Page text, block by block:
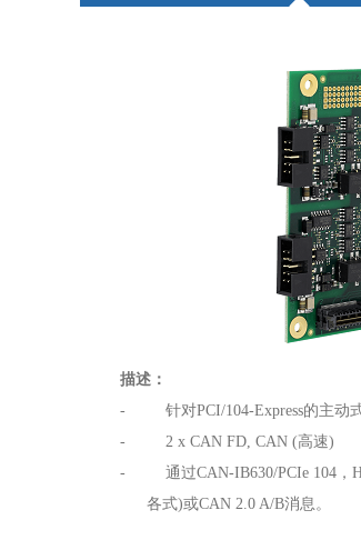
描述：
- 针对PCI/104-Express的主动
- 2 x CAN FD, CAN (高速)
- 通过CAN-IB630/PCIe 104，
各式)或CAN 2.0 A/B消息。